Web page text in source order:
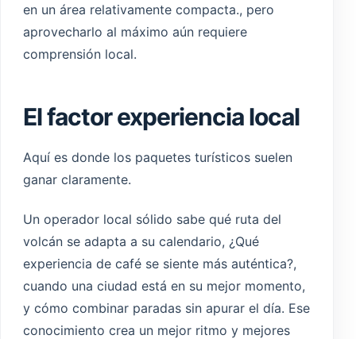
en un área relativamente compacta., pero
aprovecharlo al máximo aún requiere
comprensión local.
El factor experiencia local
Aquí es donde los paquetes turísticos suelen
ganar claramente.
Un operador local sólido sabe qué ruta del
volcán se adapta a su calendario, ¿Qué
experiencia de café se siente más auténtica?,
cuando una ciudad está en su mejor momento,
y cómo combinar paradas sin apurar el día. Ese
conocimiento crea un mejor ritmo y mejores